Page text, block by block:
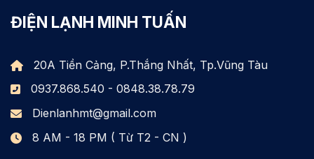
ĐIỆN LẠNH MINH TUẤN
20A Tiền Cảng, P.Thắng Nhất, Tp.Vũng Tàu
0937.868.540 - 0848.38.78.79
Dienlanhmt@gmail.com
8 AM - 18 PM ( Từ T2 - CN )